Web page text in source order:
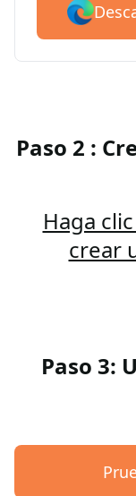
Paso 2 :
Haga
crear
Paso 3: